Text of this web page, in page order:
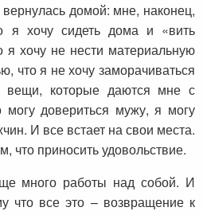
домой: мне, наконец,
я хочу сидеть дома и «вить
я хочу не нести материальную
что я не хочу заморачиваться
вещи, которые даются мне с
довериться мужу, я могу
И все встает на свои места.
что приносить удовольствие.
много работы над собой. И
что все это – возвращение к